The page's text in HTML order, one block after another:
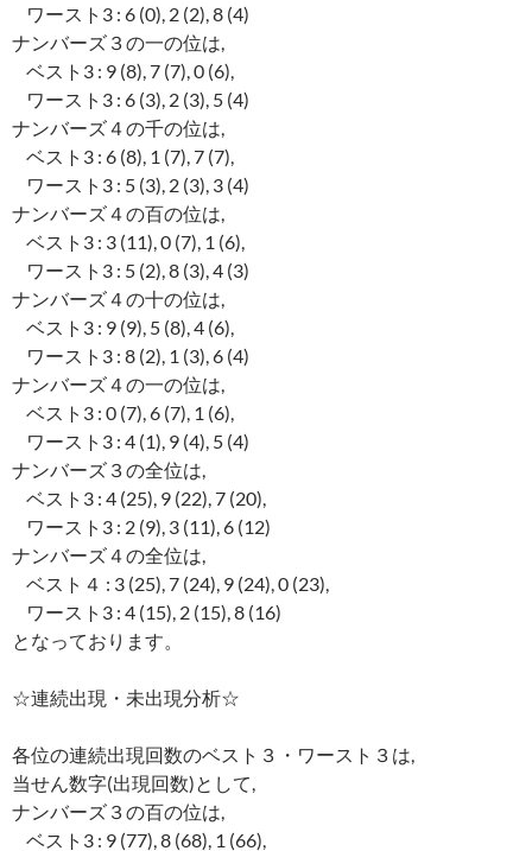
ワースト3 : 6 (0), 2 (2), 8 (4)
ナンバーズ３の一の位は,
ベスト3 : 9 (8), 7 (7), 0 (6),
ワースト3 : 6 (3), 2 (3), 5 (4)
ナンバーズ４の千の位は,
ベスト3 : 6 (8), 1 (7), 7 (7),
ワースト3 : 5 (3), 2 (3), 3 (4)
ナンバーズ４の百の位は,
ベスト3 : 3 (11), 0 (7), 1 (6),
ワースト3 : 5 (2), 8 (3), 4 (3)
ナンバーズ４の十の位は,
ベスト3 : 9 (9), 5 (8), 4 (6),
ワースト3 : 8 (2), 1 (3), 6 (4)
ナンバーズ４の一の位は,
ベスト3 : 0 (7), 6 (7), 1 (6),
ワースト3 : 4 (1), 9 (4), 5 (4)
ナンバーズ３の全位は,
ベスト3 : 4 (25), 9 (22), 7 (20),
ワースト3 : 2 (9), 3 (11), 6 (12)
ナンバーズ４の全位は,
ベスト４ : 3 (25), 7 (24), 9 (24), 0 (23),
ワースト3 : 4 (15), 2 (15), 8 (16)
となっております。
☆連続出現・未出現分析☆
各位の連続出現回数のベスト３・ワースト３は,
当せん数字(出現回数)として,
ナンバーズ３の百の位は,
ベスト3 : 9 (77), 8 (68), 1 (66),